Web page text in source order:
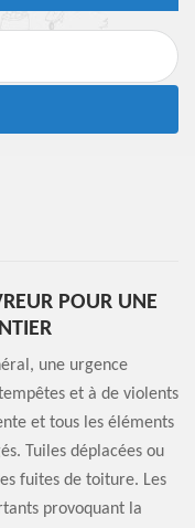
POUR UNE
une urgence
et à de violents
et tous les éléments
Tuiles déplacées ou
fuites de toiture. Les
provoquant la